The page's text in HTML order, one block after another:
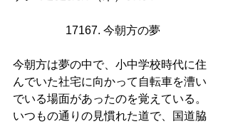
17167. 今朝方の夢
今朝方は夢の中で、小中学校時代に住
んでいた社宅に向かって自転車を漕い
でいる場面があったのを覚えている。
いつもの通りの見慣れた道で、国道脇